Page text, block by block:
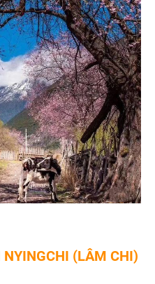
NYINGCHI (LÂM CHI)